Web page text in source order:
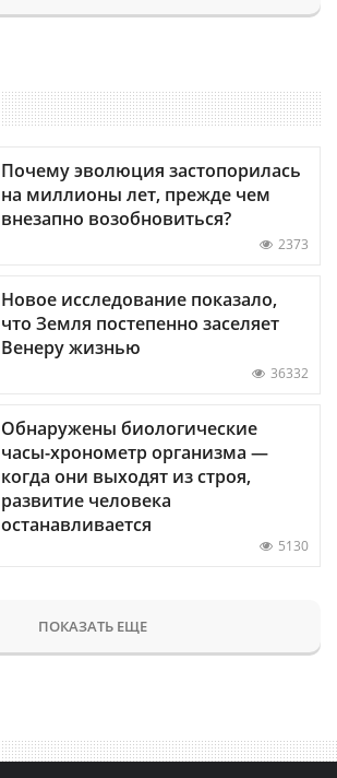
Почему эволюция застопорилась
на миллионы лет, прежде чем
внезапно возобновиться?
2373
Новое исследование показало,
что Земля постепенно заселяет
Венеру жизнью
36332
Обнаружены биологические
часы-хронометр организма —
когда они выходят из строя,
развитие человека
останавливается
5130
ПОКАЗАТЬ ЕЩЕ